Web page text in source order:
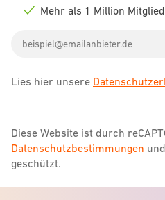
icon
Mehr als 1 Million
address
Lies hier unsere
Diese Website ist durch
Datenschutzbestimmungen und
geschützt.